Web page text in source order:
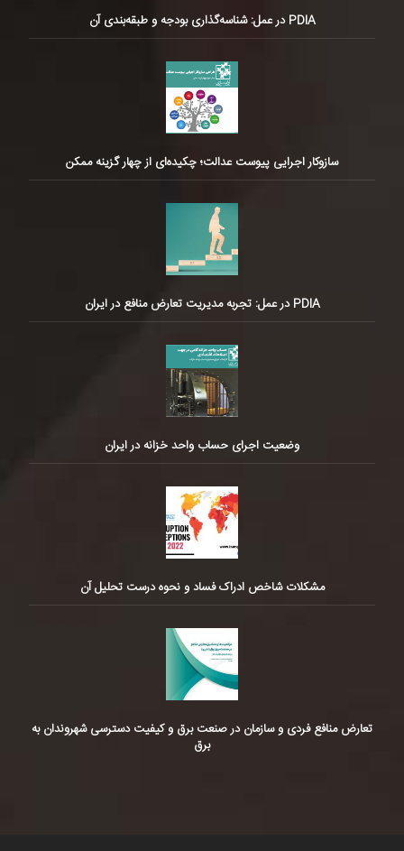
PDIA در عمل: شناسه‌گذاری بودجه و طبقه‌بندی آن
سازوکار اجرایی پیوست عدالت؛ چکیده‌ای از چهار گزینه ممکن
PDIA در عمل: تجربه مدیریت تعارض منافع در ایران
وضعیت اجرای حساب واحد خزانه در ایران
مشکلات شاخص ادراک فساد و نحوه درست تحلیل آن
تعارض منافع فردی و سازمان در صنعت برق و کیفیت دسترسی شهروندان به
برق